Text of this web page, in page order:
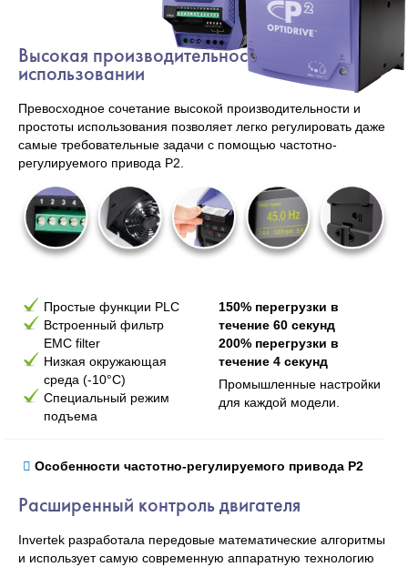
Высокая производительность и простота в
использовании
Превосходное сочетание высокой производительности и
простоты использования позволяет легко регулировать даже
самые требовательные задачи с помощью частотно-
регулируемого привода P2.
Простые функции PLC
Встроенный фильтр
EMC filter
Низкая окружающая
среда (-10°C)
Специальный режим
подъема
150% перегрузки в
течение 60 секунд
200% перегрузки в
течение 4 секунд
Промышленные настройки
для каждой модели.
Особенности частотно-регулируемого привода P2
Расширенный контроль двигателя
Invertek разработала передовые математические алгоритмы
и использует самую современную аппаратную технологию